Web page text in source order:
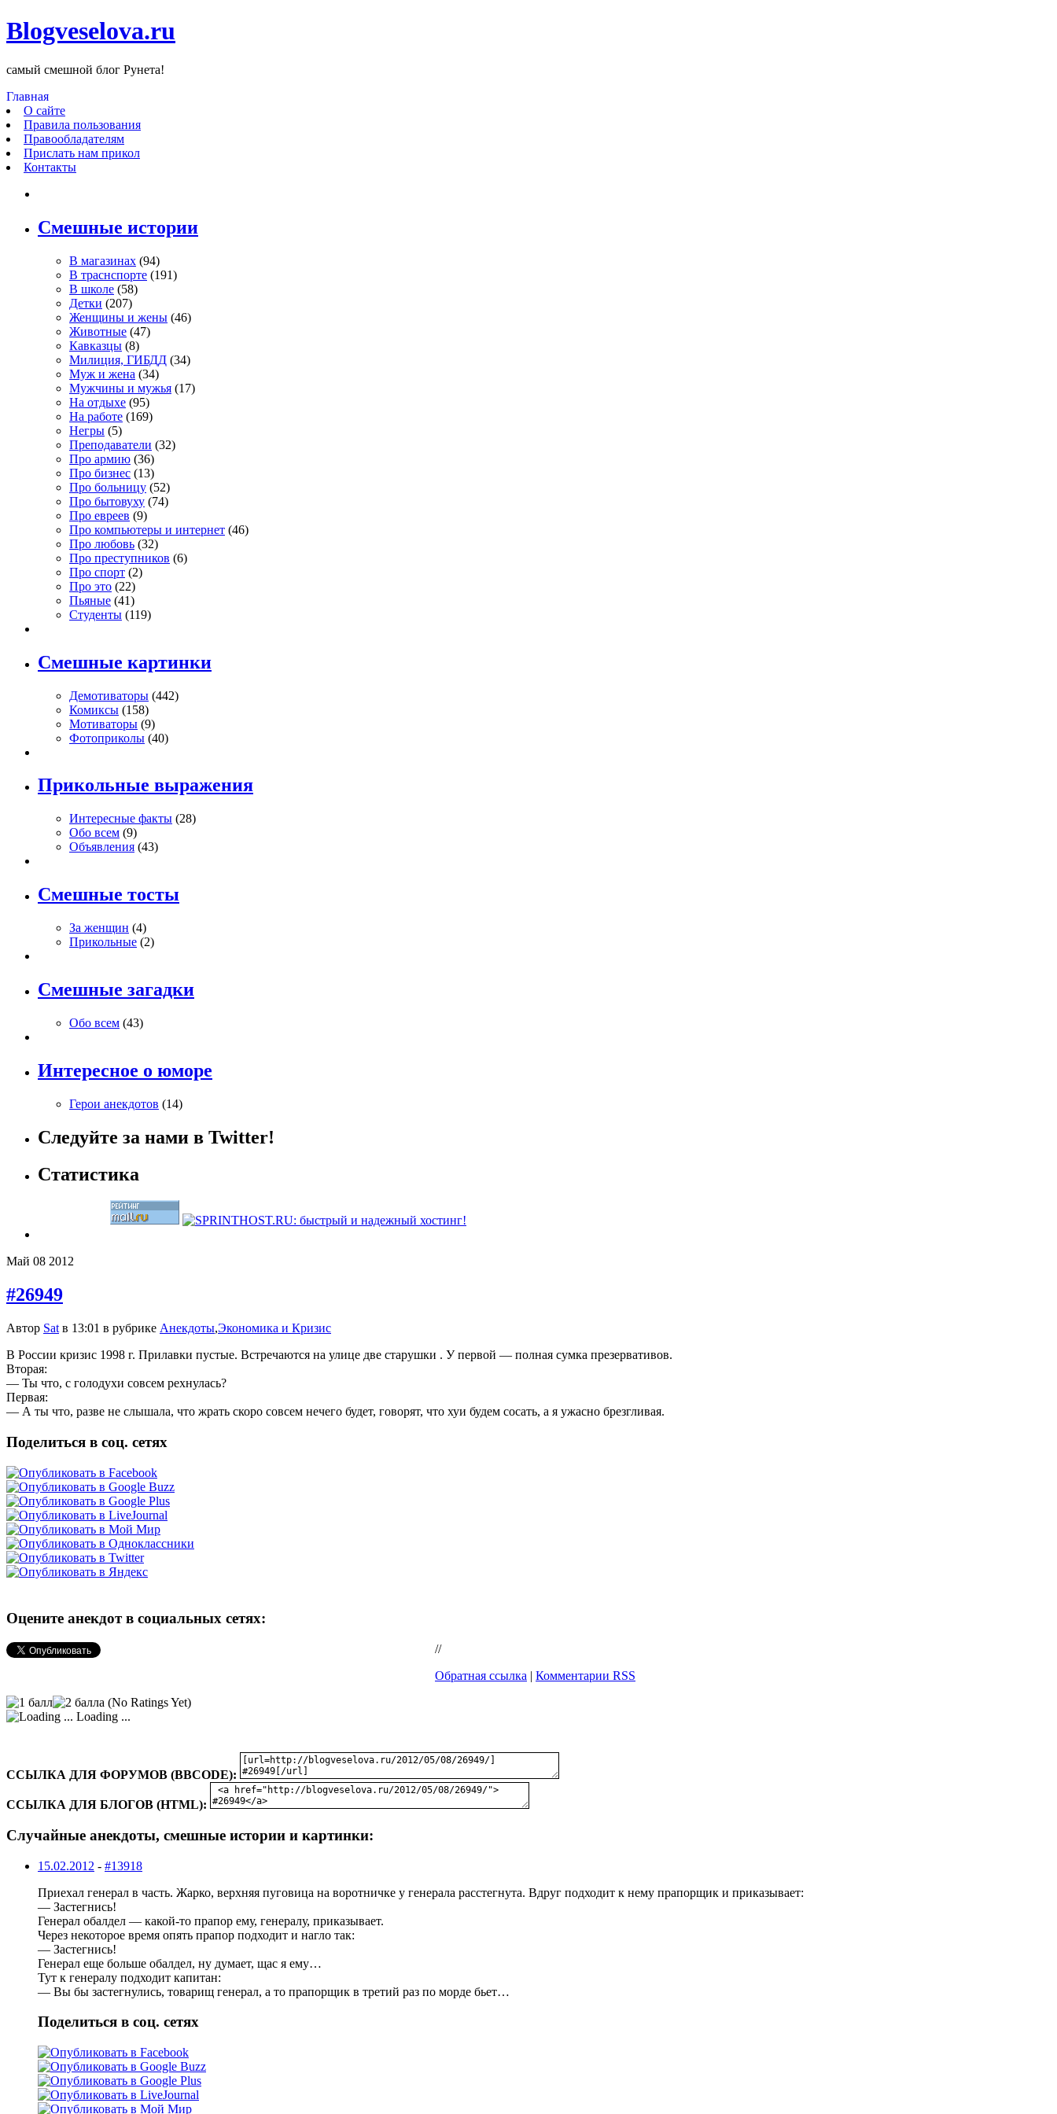
Blogveselova.ru
самый смешной блог Рунета!
Главная
О сайте
Правила пользования
Правообладателям
Прислать нам прикол
Контакты
Смешные истории
В магазинах (94)
В траснспорте (191)
В школе (58)
Детки (207)
Женщины и жены (46)
Животные (47)
Кавказцы (8)
Милиция, ГИБДД (34)
Муж и жена (34)
Мужчины и мужья (17)
На отдыхе (95)
На работе (169)
Негры (5)
Преподаватели (32)
Про армию (36)
Про бизнес (13)
Про больницу (52)
Про бытовуху (74)
Про евреев (9)
Про компьютеры и интернет (46)
Про любовь (32)
Про преступников (6)
Про спорт (2)
Про это (22)
Пьяные (41)
Студенты (119)
Смешные картинки
Демотиваторы (442)
Комиксы (158)
Мотиваторы (9)
Фотоприколы (40)
Прикольные выражения
Интересные факты (28)
Обо всем (9)
Объявления (43)
Смешные тосты
За женщин (4)
Прикольные (2)
Смешные загадки
Обо всем (43)
Интересное о юморе
Герои анекдотов (14)
Следуйте за нами в Twitter!
Статистика
Май 08 2012
#26949
Автор Sat в 13:01 в рубрике Анекдоты,Экономика и Кризис
В России кризис 1998 г. Прилавки пустые. Встречаются на улице две старушки . У первой — полная сумка презервативов.
Вторая:
— Ты что, с голодухи совсем рехнулась?
Первая:
— А ты что, разве не слышала, что жрать скоро совсем нечего будет, говорят, что хуи будем сосать, а я ужасно брезгливая.
Поделиться в соц. сетях
Оцените анекдот в социальных сетях:
//
Обратная ссылка | Комментарии RSS
(No Ratings Yet)
Loading ...
ССЫЛКА ДЛЯ ФОРУМОВ (BBCODE):
ССЫЛКА ДЛЯ БЛОГОВ (HTML):
Случайные анекдоты, смешные истории и картинки:
15.02.2012 - #13918
Приехал генерал в часть. Жарко, верхняя пуговица на воротничке у генерала расстегнута. Вдруг подходит к нему прапорщик и приказывает:
— Застегнись!
Генерал обалдел — какой-то прапор ему, генералу, приказывает.
Через некоторое время опять прапор подходит и нагло так:
— Застегнись!
Генерал еще больше обалдел, ну думает, щас я ему…
Тут к генералу подходит капитан:
— Вы бы застегнулись, товарищ генерал, а то прапорщик в третий раз по морде бьет…
Поделиться в соц. сетях